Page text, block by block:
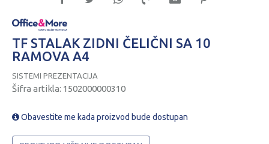
TF STALAK ZIDNI ČELIČNI SA 10
RAMOVA A4
SISTEMI PREZENTACIJA
Šifra artikla: 1502000000310
Obavestite me kada proizvod bude dostupan